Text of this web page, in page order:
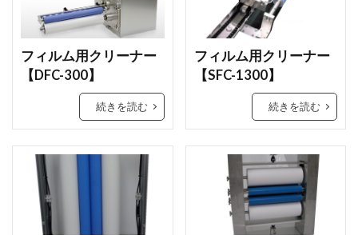
フィルム用クリーナー
【DFC-300】
続きを読む
フィルム用クリーナー
【SFC-1300】
続きを読む